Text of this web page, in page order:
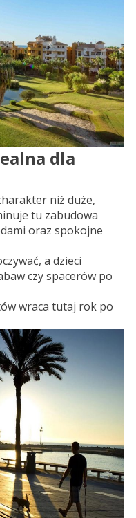
dla
niż duże,
tu zabudowa
oraz spokojne
a dzieci
czy spacerów po
wraca tutaj rok po